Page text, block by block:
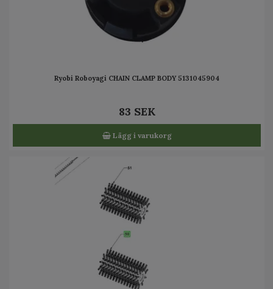
Ryobi Roboyagi CHAIN CLAMP BODY 5131045904
83 SEK
Lägg i varukorg